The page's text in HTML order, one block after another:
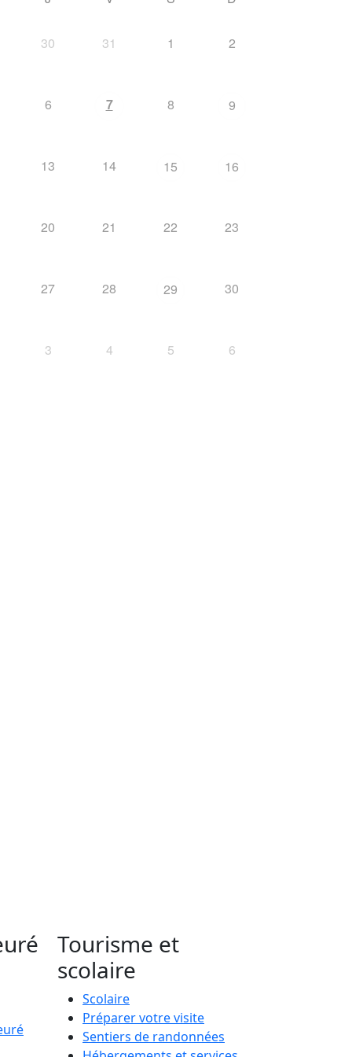
30 31 1 2
6 7 8 9
13 14 15 16
20 21 22 23
27 28 29 30
3 4 5 6
Tourisme et
scolaire
Scolaire
Préparer votre visite
Sentiers de randonnées